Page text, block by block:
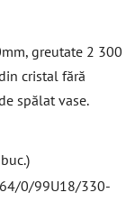
greutate 2 300
cristal fără
spălat vase.
0/99U18/330-